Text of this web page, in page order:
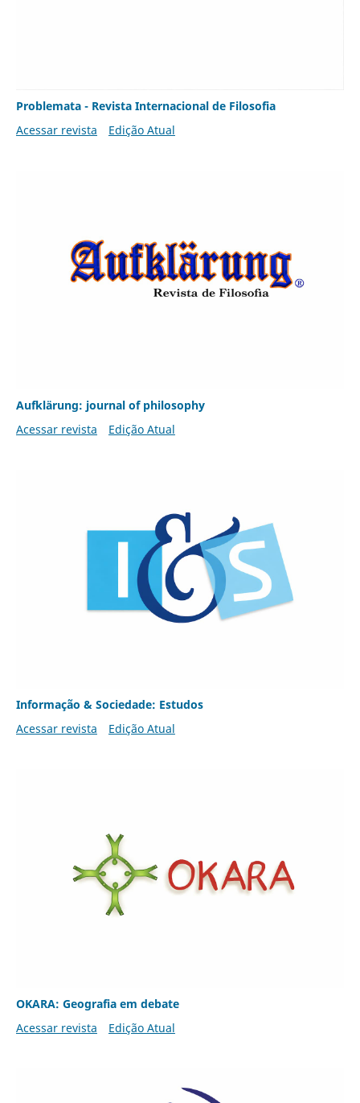
Problemata - Revista Internacional de Filosofia
Acessar revista
Edição Atual
Aufklärung: journal of philosophy
Acessar revista
Edição Atual
Informação & Sociedade: Estudos
Acessar revista
Edição Atual
OKARA: Geografia em debate
Acessar revista
Edição Atual